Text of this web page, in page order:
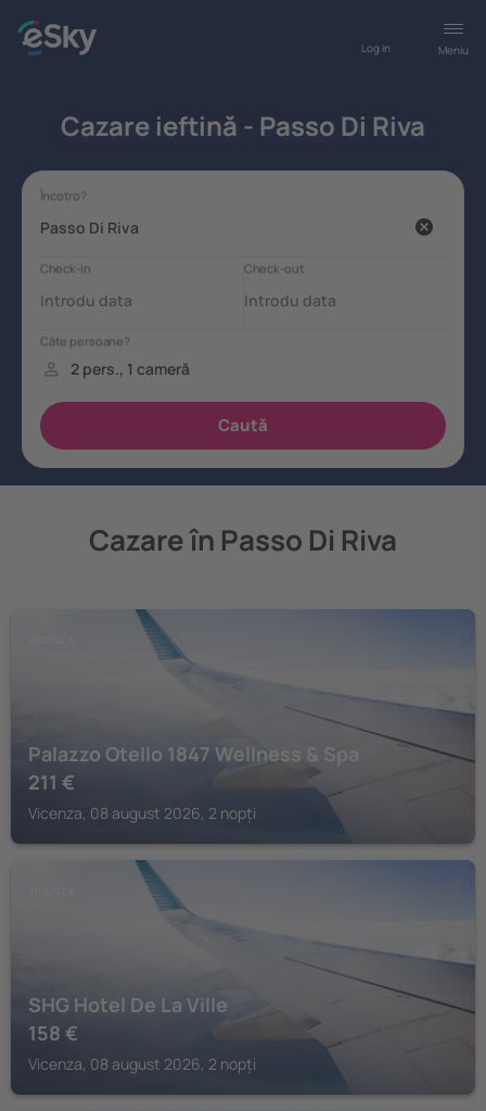
Meniu
Log in
Cazare ieftină - Passo Di Riva
Cazare în Passo Di Riva
Palazzo Otello 1847 Wellness & Spa
211 €
Vicenza, 08 august 2026, 2 nopți
SHG Hotel De La Ville
158 €
Vicenza, 08 august 2026, 2 nopți